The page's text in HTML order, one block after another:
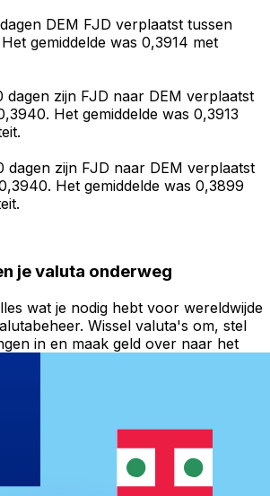
DEM FJD verplaatst tussen
gemiddelde was 0,3914 met
dagen zijn FJD naar DEM verplaatst
Het gemiddelde was 0,3913
dagen zijn FJD naar DEM verplaatst
Het gemiddelde was 0,3899
je valuta onderweg
wat je nodig hebt voor wereldwijde
Wissel valuta's om, stel
in en maak geld over naar het